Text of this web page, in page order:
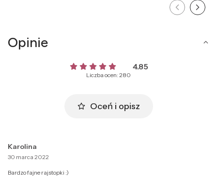
Opinie
4.85
Liczba ocen: 280
Oceń i opisz
Karolina
30 marca 2022
Bardzo fajne rajstopki :)